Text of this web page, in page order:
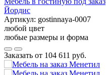
Йордис
Артикул: gostinnaya-0007
любой цвет
любые размеры и форма
Заказать от 104 611 руб.